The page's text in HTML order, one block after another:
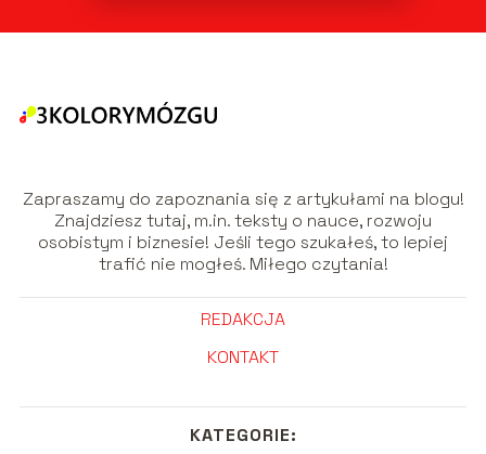
Zapraszamy do zapoznania się z artykułami na blogu!
Znajdziesz tutaj, m.in. teksty o nauce, rozwoju
osobistym i biznesie! Jeśli tego szukałeś, to lepiej
trafić nie mogłeś. Miłego czytania!
REDAKCJA
KONTAKT
KATEGORIE: